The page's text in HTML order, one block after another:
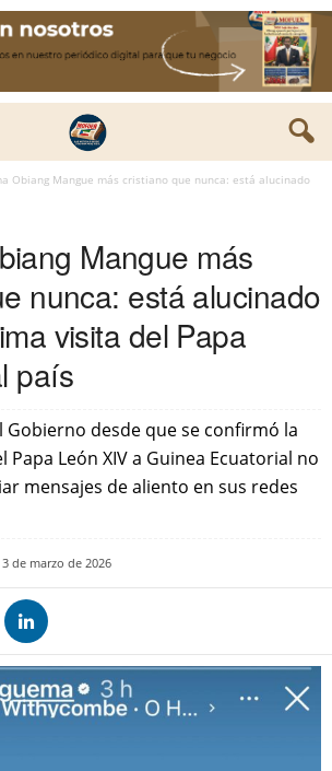
Obiang Mangue más cristiano que nunca: está alucinado
Mangue más
nunca: está alucinado
visita del Papa
país
Gobierno desde que se confirmó la
Papa León XIV a Guinea Ecuatorial no
mensajes de aliento en sus redes
3 de marzo de 2026